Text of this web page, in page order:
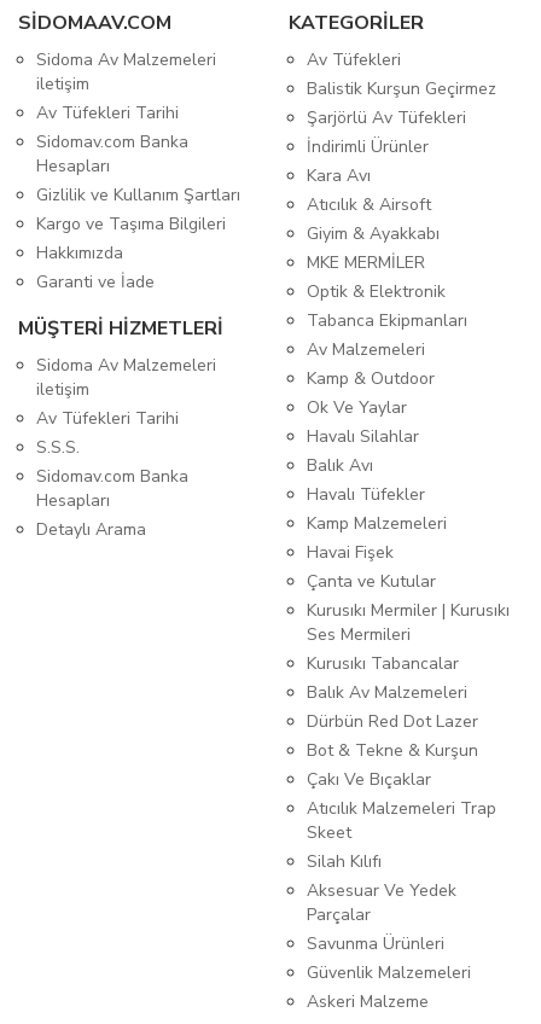
SIDOMAAV.COM
Sidoma Av Malzemeleri
iletişim
Av Tüfekleri Tarihi
Sidomav.com Banka
Hesapları
Gizlilik ve Kullanım Şartları
Kargo ve Taşıma Bilgileri
Hakkımızda
Garanti ve İade
MÜŞTERİ HİZMETLERİ
Sidoma Av Malzemeleri
iletişim
Av Tüfekleri Tarihi
S.S.S.
Sidomav.com Banka
Hesapları
Detaylı Arama
KATEGORİLER
Av Tüfekleri
Balistik Kurşun Geçirmez
Şarjörlü Av Tüfekleri
İndirimli Ürünler
Kara Avı
Atıcılık & Airsoft
Giyim & Ayakkabı
MKE MERMİLER
Optik & Elektronik
Tabanca Ekipmanları
Av Malzemeleri
Kamp & Outdoor
Ok Ve Yaylar
Havalı Silahlar
Balık Avı
Havalı Tüfekler
Kamp Malzemeleri
Havai Fişek
Çanta ve Kutular
Kurusıkı Mermiler | Kurusıkı
Ses Mermileri
Kurusıkı Tabancalar
Balık Av Malzemeleri
Dürbün Red Dot Lazer
Bot & Tekne & Kurşun
Çakı Ve Bıçaklar
Atıcılık Malzemeleri Trap
Skeet
Silah Kılıfı
Aksesuar Ve Yedek
Parçalar
Savunma Ürünleri
Güvenlik Malzemeleri
Askeri Malzeme